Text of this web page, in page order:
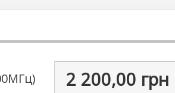
2 200,00 грн